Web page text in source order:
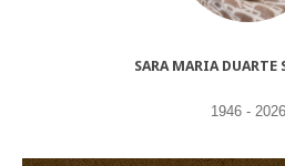
SARA MARIA DUARTE
1946 - 2026